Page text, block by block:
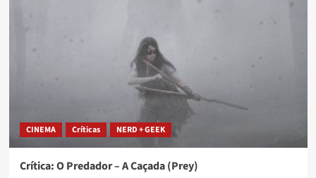
CINEMA Críticas NERD + GEEK
Crítica: O Predador – A Caçada (Prey)